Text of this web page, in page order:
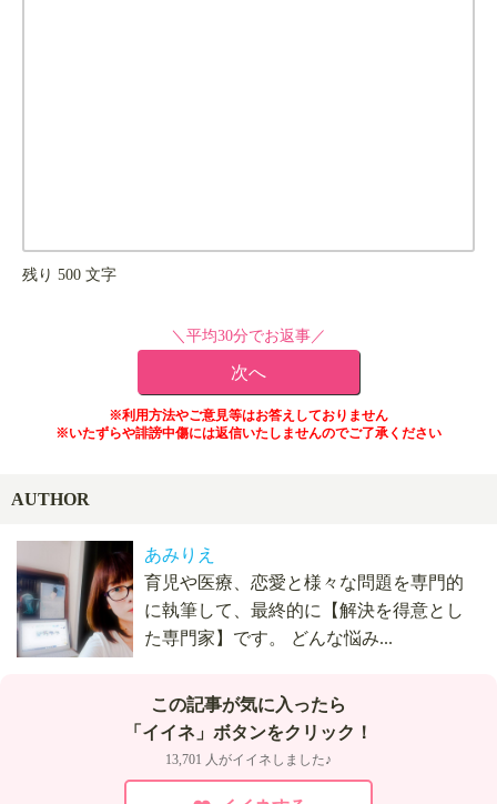
残り 500 文字
＼平均30分でお返事／
※利用方法やご意見等はお答えしておりません
※いたずらや誹謗中傷には返信いたしませんのでご了承ください
AUTHOR
あみりえ
育児や医療、恋愛と様々な問題を専門的
に執筆して、最終的に【解決を得意とし
た専門家】です。 どんな悩み...
この記事が気に入ったら
「イイネ」ボタンをクリック！
13,701 人がイイネしました♪